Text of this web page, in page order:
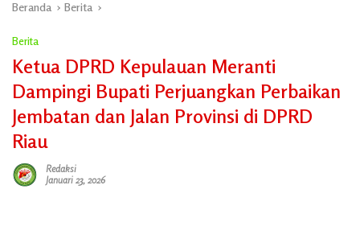
Beranda Berita
Berita
Ketua DPRD Kepulauan Meranti
Dampingi Bupati Perjuangkan Perbaikan
Jembatan dan Jalan Provinsi di DPRD
Riau
Redaksi
Januari 23, 2026